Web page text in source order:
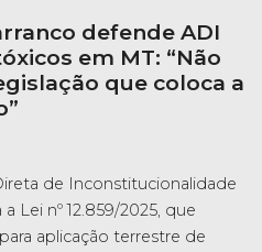
defende ADI
em MT: “Não
que coloca a
de Inconstitucionalidade
Lei nº 12.859/2025, que
aplicação terrestre de